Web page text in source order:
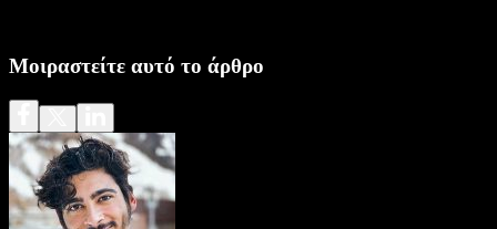
Μοιραστείτε αυτό το άρθρο